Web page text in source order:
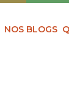
NOS BLOGS